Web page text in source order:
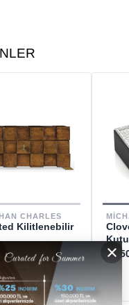
CHARLES
Kilitlenebilir
TL
×